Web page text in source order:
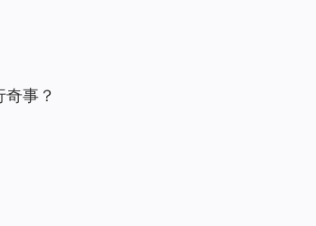
事？